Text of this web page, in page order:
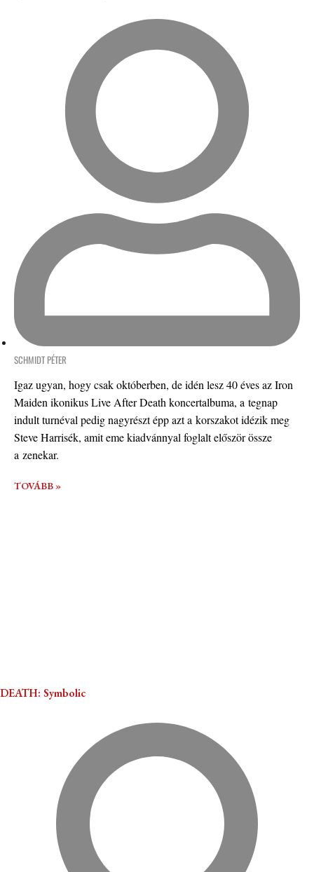
SCHMIDT PÉTER
Igaz ugyan, hogy csak októberben, de idén lesz 40 éves az Iron
Maiden ikonikus Live After Death koncertalbuma, a tegnap
indult turnéval pedig nagyrészt épp azt a korszakot idézik meg
Steve Harrisék, amit eme kiadvánnyal foglalt először össze
a zenekar.
TOVÁBB »
DEATH: Symbolic